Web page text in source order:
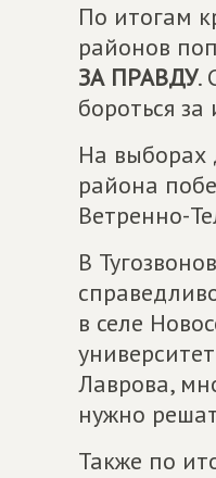
По итогам
районов
ЗА ПРАВДУ.
бороться
На выборах
района
Ветренно-
В
в селе
Лаврова,
нужно
Также по